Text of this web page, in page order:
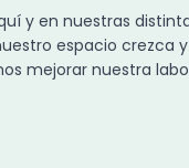
y en nuestras
espacio crezca
mejorar nuestra